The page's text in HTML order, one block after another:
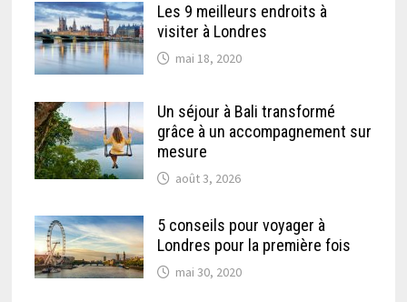
Les 9 meilleurs endroits à
visiter à Londres
mai 18, 2020
Un séjour à Bali transformé
grâce à un accompagnement sur
mesure
août 3, 2026
5 conseils pour voyager à
Londres pour la première fois
mai 30, 2020